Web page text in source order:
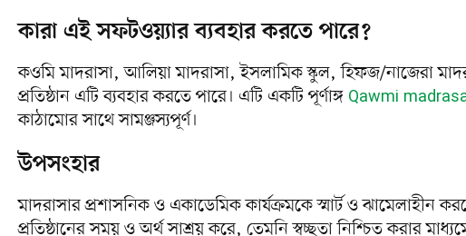
কারা এই সফটওয়্যার ব্যবহার করতে পারে?
কওমি মাদরাসা, আলিয়া মাদরাসা, ইসলামিক স্কুল, হিফজ/নাজেরা
প্রতিষ্ঠান এটি ব্যবহার করতে পারে। এটি একটি পূর্ণাঙ্গ Qawmi
কাঠামোর সাথে সামঞ্জস্যপূর্ণ।
উপসংহার
মাদরাসার প্রশাসনিক ও একাডেমিক কার্যক্রমকে স্মার্ট ও ঝামেলাহীন
প্রতিষ্ঠানের সময় ও অর্থ সাশ্রয় করে, তেমনি স্বচ্ছতা নিশ্চিত করার